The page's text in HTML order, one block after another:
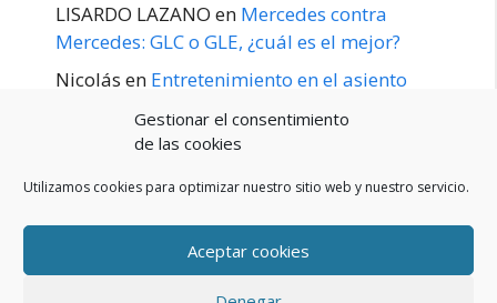
Gestionar el consentimiento
de las cookies
Utilizamos cookies para optimizar nuestro sitio web y nuestro servicio.
Aceptar cookies
LISARDO LAZANO en Mercedes contra
Mercedes: GLC o GLE, ¿cuál es el mejor?
Nicolás en Entretenimiento en el asiento
principios de 2020
POLÍTICA DE PRIVACIDAD